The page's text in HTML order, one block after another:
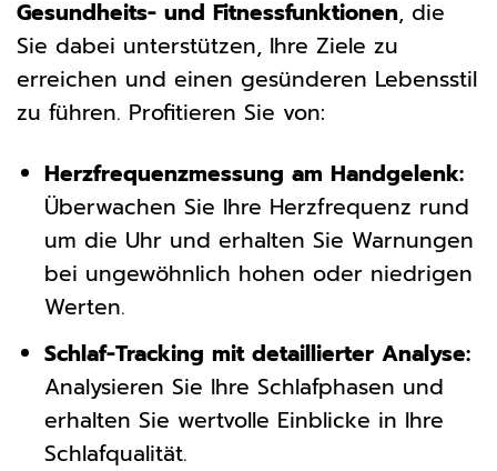
Gesundheits- und Fitnessfunktionen, die
Sie dabei unterstützen, Ihre Ziele zu
erreichen und einen gesünderen Lebensstil
zu führen. Profitieren Sie von:
Herzfrequenzmessung am Handgelenk:
Überwachen Sie Ihre Herzfrequenz rund
um die Uhr und erhalten Sie Warnungen
bei ungewöhnlich hohen oder niedrigen
Werten.
Schlaf-Tracking mit detaillierter Analyse:
Analysieren Sie Ihre Schlafphasen und
erhalten Sie wertvolle Einblicke in Ihre
Schlafqualität.